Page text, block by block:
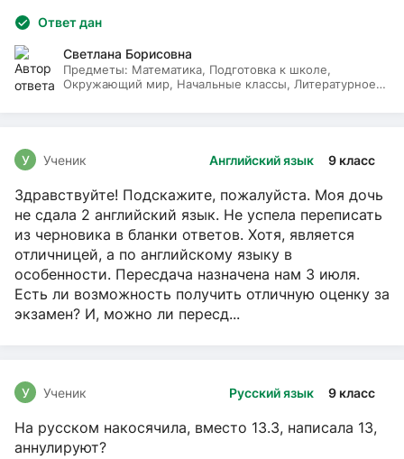
Ответ дан
Светлана Борисовна
Предметы: Математика, Подготовка к школе,
Окружающий мир, Начальные классы, Литературное
Английский язык 9 класс
У Ученик
Здравствуйте! Подскажите, пожалуйста. Моя дочь
не сдала 2 английский язык. Не успела переписать
из черновика в бланки ответов. Хотя, является
отличницей, а по английскому языку в
особенности. Пересдача назначена нам 3 июля.
Есть ли возможность получить отличную оценку за
экзамен? И, можно ли пересд...
Русский язык 9 класс
У Ученик
На русском накосячила, вместо 13.3, написала 13,
аннулируют?